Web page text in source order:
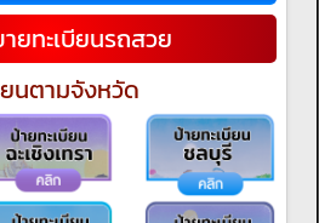
ยทะเบียนรถสวย
ยนตามจังหวัด